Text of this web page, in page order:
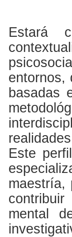
Estará
entornos,
basadas
Este
maestría,
mental